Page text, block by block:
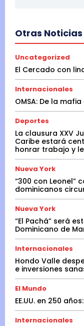
Otras Noticias
Uncategorized
El Cercado con
Internacionales
OMSA: De la
Deportes
La clausura XXV
Caribe estará
honrar trabajo y
Nueva York
“300 con Leonel”
dominicanos
Nueva York
“El Pachá” será
Dominicano de
Internacionales
Hondo Valle
e inversiones
El Mundo
EE.UU. en 250
Internacionales